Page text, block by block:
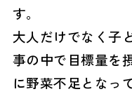
す。
大人だけでなく子
事の中で目標量を
に野菜不足となっ